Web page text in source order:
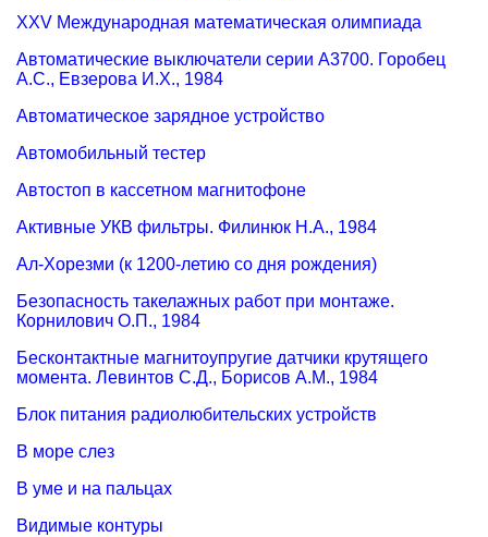
XXV Международная математическая олимпиада
Автоматические выключатели серии А3700. Горобец
А.С., Евзерова И.Х., 1984
Автоматическое зарядное устройство
Автомобильный тестер
Автостоп в кассетном магнитофоне
Активные УКВ фильтры. Филинюк Н.А., 1984
Ал-Хорезми (к 1200-летию со дня рождения)
Безопасность такелажных работ при монтаже.
Корнилович О.П., 1984
Бесконтактные магнитоупругие датчики крутящего
момента. Левинтов С.Д., Борисов А.М., 1984
Блок питания радиолюбительских устройств
В море слез
В уме и на пальцах
Видимые контуры